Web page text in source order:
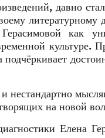
давно
литературному
как
культуре.
нестандартно
на новой
Елена